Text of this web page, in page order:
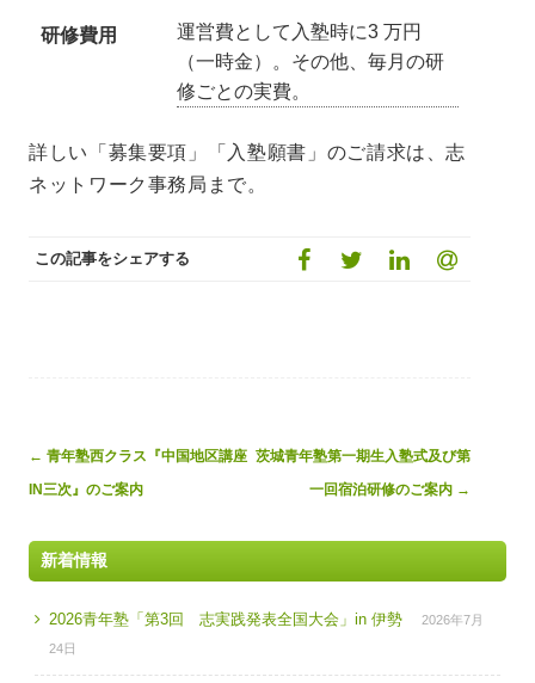
研修費用
運営費として入塾時に3 万円
（一時金）。その他、毎月の研
修ごとの実費。
詳しい「募集要項」「入塾願書」のご請求は、志
ネットワーク事務局まで。
この記事をシェアする
Post
navigation
← 青年塾西クラス『中国地区講座
IN三次』のご案内
茨城青年塾第一期生入塾式及び第
一回宿泊研修のご案内 →
新着情報
2026青年塾「第3回 志実践発表全国大会」in 伊勢
2026年7月
24日